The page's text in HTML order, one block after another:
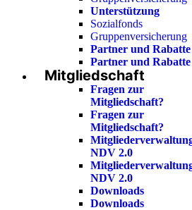
Unterstützung
Sozialfonds
Gruppenversicherung
Partner und Rabatte
Partner und Rabatte
Mitgliedschaft
Fragen zur
Mitgliedschaft?
Fragen zur
Mitgliedschaft?
NDV 2.0
NDV 2.0
Downloads
Downloads